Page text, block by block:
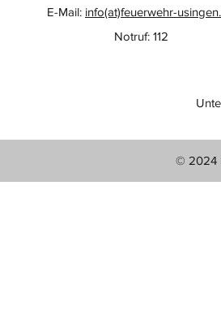
E-Mail: info(at)feuerwehr-
Notruf: 112
© 2024